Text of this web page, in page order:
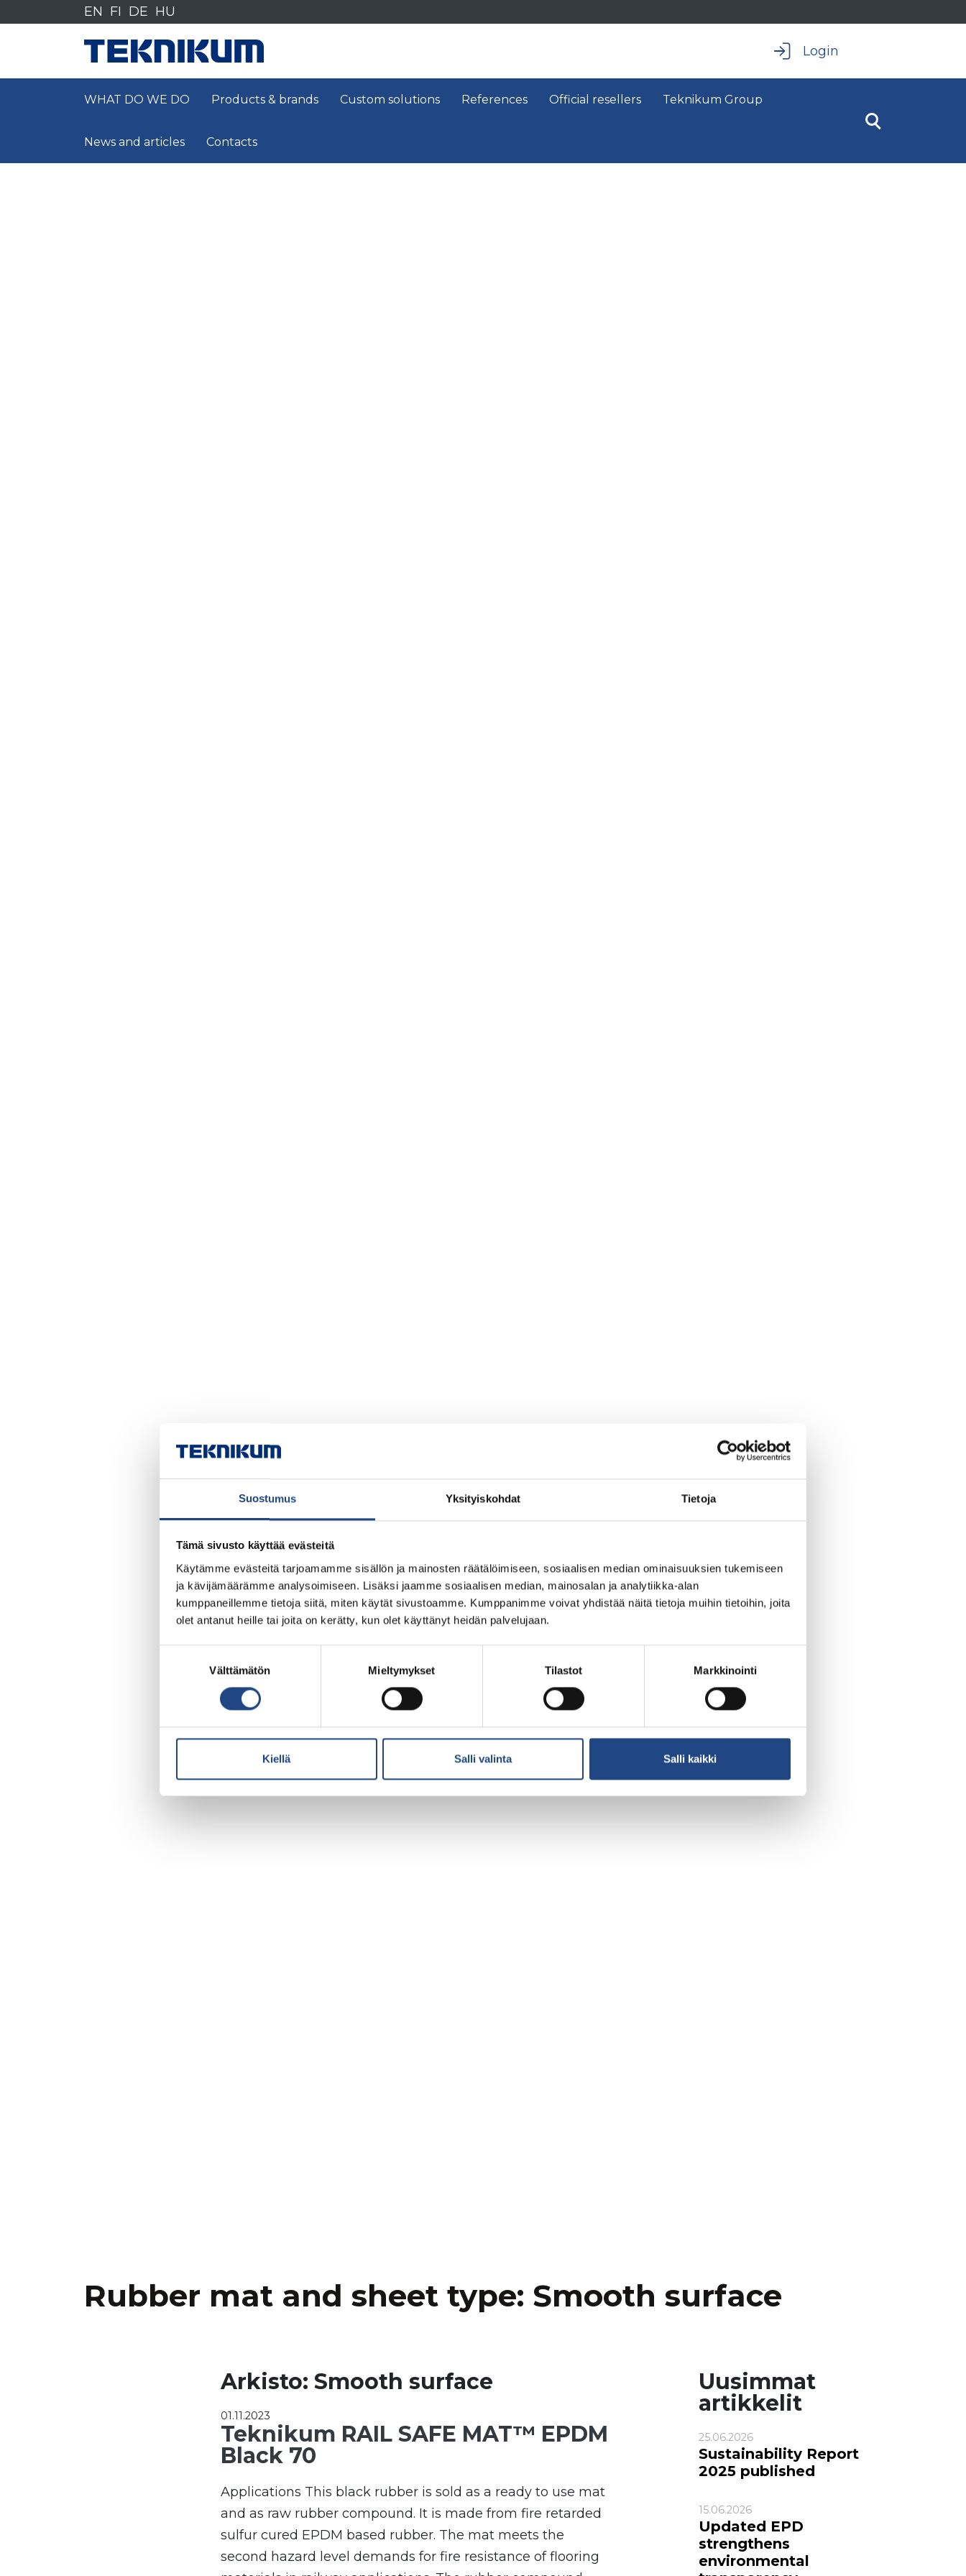
Suostumus Yksityiskohdat Tietoja
Tämä sivusto käyttää evästeitä
Käytämme evästeitä tarjoamamme sisällön ja mainosten räätälöimiseen, sosiaalisen median ominaisuuksien tukemiseen
ja kävijämäärämme analysoimiseen. Lisäksi jaamme sosiaalisen median, mainosalan ja analytiikka-alan
kumppaneillemme tietoja siitä, miten käytät sivustoamme. Kumppanimme voivat yhdistää näitä tietoja muihin tietoihin, joita
olet antanut heille tai joita on kerätty, kun olet käyttänyt heidän palvelujaan.
Välttämätön Mieltymykset Tilastot Markkinointi
Kiellä Salli valinta Salli kaikki
sisältöön
EN FI DE HU
Login
WHAT DO WE DO Products & brands Custom solutions References Official resellers Teknikum Group
News and articles Contacts
Rubber mat and sheet type: Smooth surface
Arkisto: Smooth surface
01.11.2023
Teknikum RAIL SAFE MAT™ EPDM
Black 70
Applications This black rubber is sold as a ready to use mat
and as raw rubber compound. It is made from fire retarded
sulfur cured EPDM based rubber. The mat meets the
second hazard level demands for fire resistance of flooring
Uusimmat
artikkelit
25.06.2026
Sustainability Report
2025 published
15.06.2026
Updated EPD
strengthens
environmental